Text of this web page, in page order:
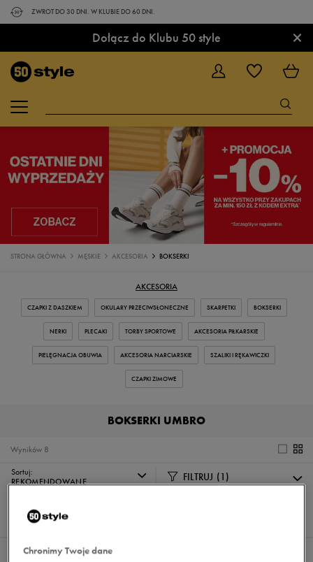
ZWROT DO 30 DNI. W KLUBIE DO 60 DNI.
Dołącz do Klubu 50 style ×
STRONA GŁÓWNA MĘSKIE AKCESORIA BOKSERKI
AKCESORIA
CZAPKI Z DASZKIEM OKULARY PRZECIWSŁONECZNE SKARPETKI BOKSERKI
NERKI PLECAKI TORBY SPORTOWE AKCESORIA PIŁKARSKIE
PIELĘGNACJA OBUWIA AKCESORIA NARCIARSKIE SZALIKI I RĘKAWICZKI
CZAPKI ZIMOWE
BOKSERKI UMBRO
8
Wyników
Sortuj:
REKOMENDOWANE
FILTRUJ (1)
Chronimy Twoje dane